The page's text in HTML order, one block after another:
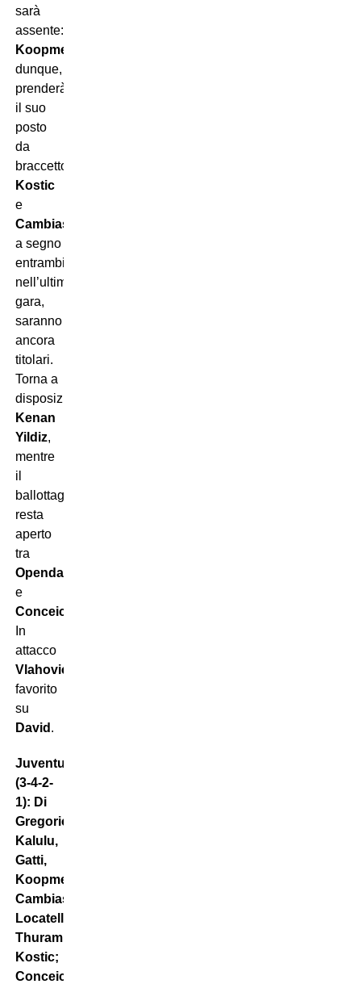
sarà
assente:
Koopmeiners
dunque,
prenderà
il suo
posto
da
braccetto.
Kostic
e
Cambiaso
a segno
entrambi
nell’ultima
gara,
saranno
ancora
titolari.
Torna a
disposizione
Kenan
Yildiz,
mentre
il
ballottaggio
resta
aperto
tra
Openda
e
Conceicao
In
attacco
Vlahovic
favorito
su
David .
Juventus
(3-4-2-
1): Di
Gregorio;
Kalulu,
Gatti,
Koopmeiners;
Cambiaso,
Locatelli,
Thuram,
Kostic;
Conceicao,